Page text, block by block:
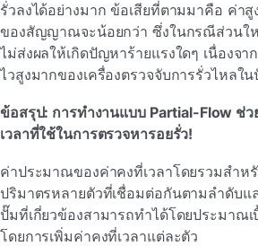
รั่วลงได้อย่างมาก ข้อเสียที่ตามมาคือ ค่าสู
ของสัญญาณจะน้อยกว่า ซึ่งในกรณีส่วนใ
ไม่ส่งผลให้เกิดปัญหาร้ายแรงใดๆ เนื่องจา
ไวสูงมากของเครื่องตรวจจับการรั่วไหลใ
ข้อสรุป: การทํางานแบบ Partial-Flow ช่ว
เวลาที่ใช้ในการตรวจหารอยรั่ว!
ค่าประมาณของค่าคงที่เวลาโดยรวมสําห
ปริมาตรหลายตัวที่เชื่อมต่อกันตามลําดับแ
ปั๊มที่เกี่ยวข้องสามารถทําได้โดยประมาณเ
โดยการเพิ่มค่าคงที่เวลาแต่ละตัว